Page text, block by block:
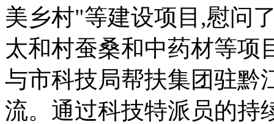
美乡村"等建设项目,慰问
太和村蚕桑和中药材等项
与市科技局帮扶集团驻黔
流。通过科技特派员的持